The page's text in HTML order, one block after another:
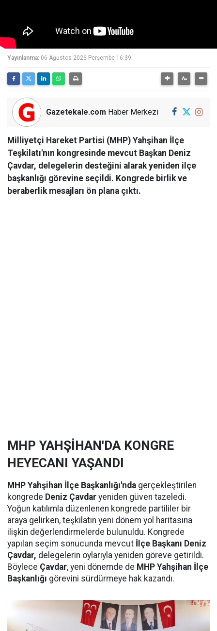
Yayınlanma: 06 Ağustos 2026 Perşembe 16:39
Gazetekale.com Haber Merkezi
Milliyetçi Hareket Partisi (MHP) Yahşihan İlçe
Teşkilatı'nın kongresinde mevcut Başkan Deniz
Çavdar, delegelerin desteğini alarak yeniden ilçe
başkanlığı görevine seçildi. Kongrede birlik ve
beraberlik mesajları ön plana çıktı.
MHP YAHŞİHAN'DA KONGRE
HEYECANI YAŞANDI
MHP Yahşihan İlçe Başkanlığı'nda gerçekleştirilen
kongrede Deniz Çavdar yeniden güven tazeledi.
Yoğun katılımla düzenlenen kongrede partililer bir
araya gelirken, teşkilatın yeni dönem yol haritasına
ilişkin değerlendirmelerde bulunuldu. Kongrede
yapılan seçim sonucunda mevcut İlçe Başkanı Deniz
Çavdar, delegelerin oylarıyla yeniden göreve getirildi.
Böylece Çavdar, yeni dönemde de MHP Yahşihan İlçe
Başkanlığı görevini sürdürmeye hak kazandı.